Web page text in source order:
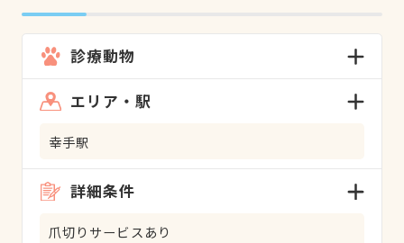
診療動物
エリア・駅
幸手駅
詳細条件
爪切りサービスあり